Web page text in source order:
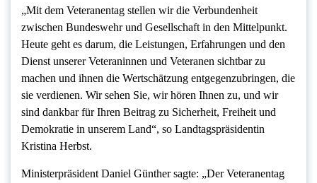
„Mit dem Veteranentag stellen wir die Verbundenheit
zwischen Bundeswehr und Gesellschaft in den Mittelpunkt.
Heute geht es darum, die Leistungen, Erfahrungen und den
Dienst unserer Veteraninnen und Veteranen sichtbar zu
machen und ihnen die Wertschätzung entgegenzubringen, die
sie verdienen. Wir sehen Sie, wir hören Ihnen zu, und wir
sind dankbar für Ihren Beitrag zu Sicherheit, Freiheit und
Demokratie in unserem Land“, so Landtagspräsidentin
Kristina Herbst.
Ministerpräsident Daniel Günther sagte: „Der Veteranentag